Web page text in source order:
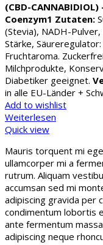
(CBD-CANNABIDIOL)
Coenzym1 Zutaten:
(Stevia), NADH-
Stärke,
Fruchtaroma.
Milchprodukte,
Diabetiker geeignet.
in alle EU-Länder +
Add to wishlist
Weiterlesen
Quick view
Mauris torquent mi
ullamcorper mi a
rutrum. Aliquam
accumsan sed mi
adipiscing gravida per
condimentum lobortis
ante fermentum
adipiscing neque